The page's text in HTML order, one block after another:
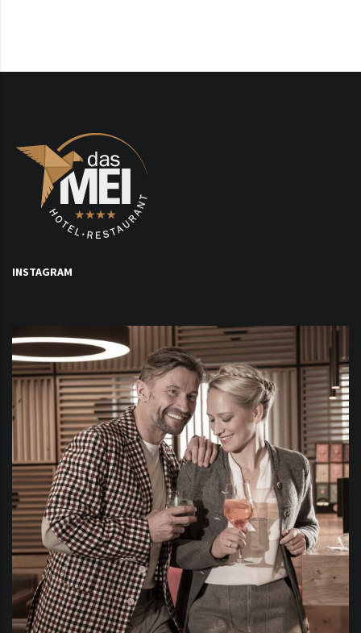
INSTAGRAM